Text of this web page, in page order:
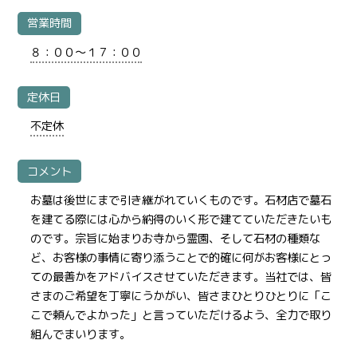
営業時間
８：００～１７：００
定休日
不定休
コメント
お墓は後世にまで引き継がれていくものです。石材店で墓石
を建てる際には心から納得のいく形で建てていただきたいも
のです。宗旨に始まりお寺から霊園、そして石材の種類な
ど、お客様の事情に寄り添うことで的確に何がお客様にとっ
ての最善かをアドバイスさせていただきます。当社では、皆
さまのご希望を丁寧にうかがい、皆さまひとりひとりに「こ
こで頼んでよかった」と言っていただけるよう、全力で取り
組んでまいります。